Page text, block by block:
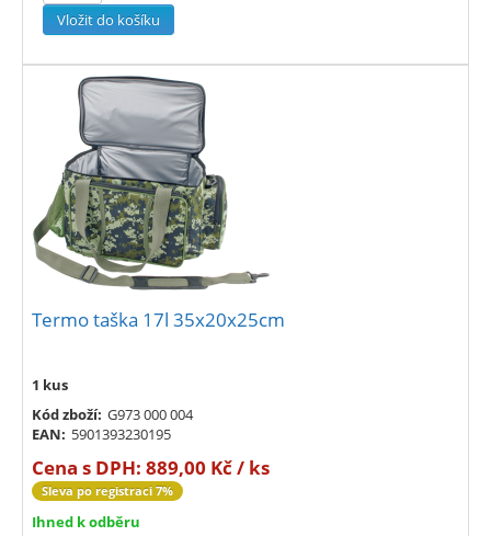
Termo taška 17l 35x20x25cm
1 kus
Kód zboží: G973 000 004
EAN: 5901393230195
Cena s DPH: 889,00 Kč / ks
Sleva po registraci 7%
Ihned k odběru